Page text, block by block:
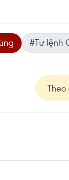
#Tư lệnh
Theo